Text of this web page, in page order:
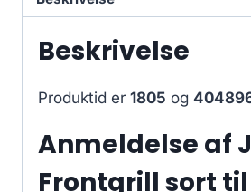
Beskrivelse
Produktid er 1805 og
Anmeldelse af
Frontgrill sort til